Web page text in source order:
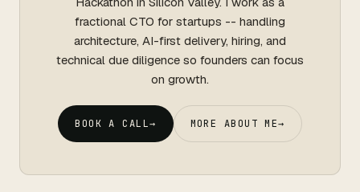
fractional CTO for startups -- handling
architecture, AI-first delivery, hiring, and
technical due diligence so founders can focus
on growth.
BOOK A CALL→ MORE ABOUT ME→